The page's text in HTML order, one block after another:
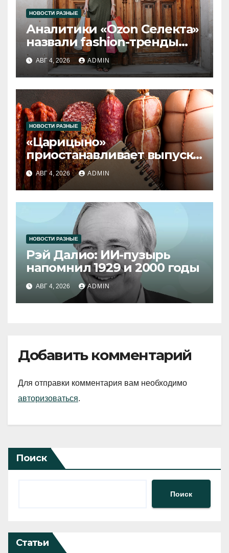
НОВОСТИ РАЗНЫЕ
Аналитики «Ozon Селекта»
назвали fashion-тренды
2026 года
АВГ 4, 2026 ADMIN
НОВОСТИ РАЗНЫЕ
«Царицыно»
приостанавливает выпуск
продукции
АВГ 4, 2026 ADMIN
НОВОСТИ РАЗНЫЕ
Рэй Далио: ИИ-пузырь
напомнил 1929 и 2000 годы
АВГ 4, 2026 ADMIN
Добавить комментарий
Для отправки комментария вам необходимо
авторизоваться.
Поиск
Поиск
Статьи